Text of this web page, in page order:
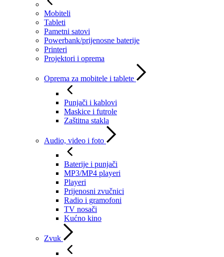
Mobiteli
Tableti
Pametni satovi
Powerbank/prijenosne baterije
Printeri
Projektori i oprema
Oprema za mobitele i tablete
Punjači i kablovi
Maskice i futrole
Zaštitna stakla
Audio, video i foto
Baterije i punjači
MP3/MP4 playeri
Playeri
Prijenosni zvučnici
Radio i gramofoni
TV nosači
Kućno kino
Zvuk